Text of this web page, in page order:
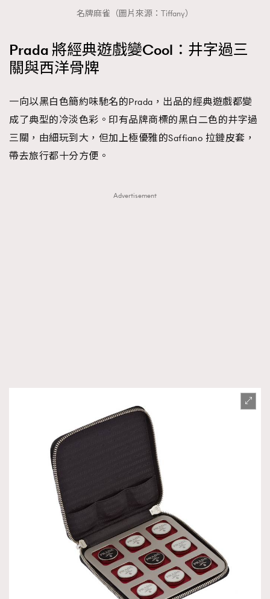
名牌麻雀（圖片來源：Tiffany）
Prada 將經典遊戲變Cool：井字過三
關與西洋骨牌
一向以黑白色簡約味馳名的Prada，出品的經典遊戲都變
成了典型的冷淡色彩。印有品牌商標的黑白二色的井字過
三關，由細玩到大，但加上極優雅的Saffiano 拉鏈皮套，
帶去旅行都十分方便。
Advertisement